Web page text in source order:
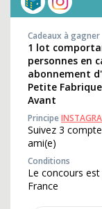
Cadeaux à gagner
1 lot
personnes en
abonnement
Petite
Avant
Principe
Suivez 3
ami(e)
Conditions
Le concours
France